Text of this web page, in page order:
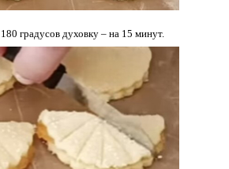
градусов духовку – на 15 минут.